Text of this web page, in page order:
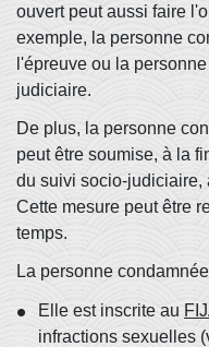
ouvert peut aussi faire
exemple, la personne
l'épreuve ou la
judiciaire.
De plus, la personne
peut être soumise, à la
du suivi socio-judiciaire,
Cette mesure peut être
temps.
La personne
Elle est inscrite au
infractions sexuelles